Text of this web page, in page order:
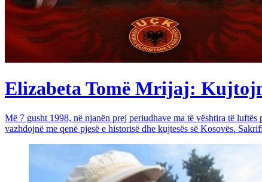
Elizabeta Tomë Mrijaj:
Më 7 gusht 1998, në njanën prej periudhave ma të vështira të
vazhdojnë me qenë pjesë e historisë dhe kujtesës së Kosovës.